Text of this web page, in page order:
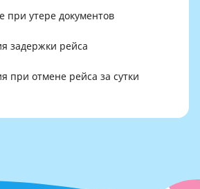
при утере документов
задержки рейса
при отмене рейса за сутки